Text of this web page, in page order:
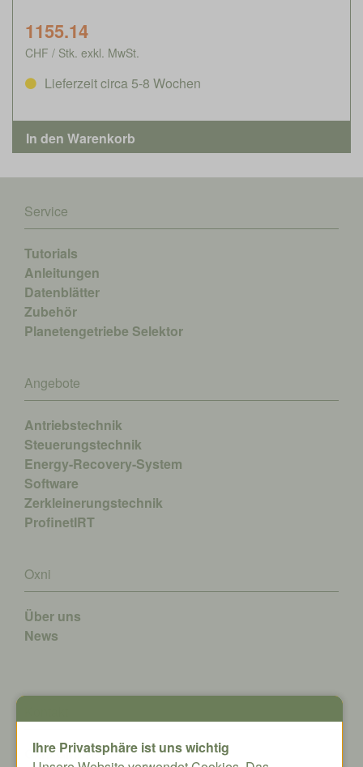
1155.14
CHF / Stk. exkl. MwSt.
Lieferzeit circa 5-8 Wochen
Service
Tutorials
Anleitungen
Datenblätter
Zubehör
Planetengetriebe Selektor
Angebote
Antriebstechnik
Steuerungstechnik
Energy-Recovery-System
Software
Zerkleinerungstechnik
ProfinetIRT
Oxni
Über uns
News
Oxni GmbH
Ihre Privatsphäre ist uns wichtig